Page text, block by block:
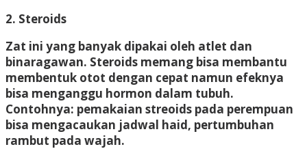
2. Steroids
Zat ini yang banyak dipakai oleh atlet dan
binaragawan. Steroids memang bisa membantu
membentuk otot dengan cepat namun efeknya
bisa menganggu hormon dalam tubuh.
Contohnya: pemakaian streoids pada perempuan
bisa mengacaukan jadwal haid, pertumbuhan
rambut pada wajah.